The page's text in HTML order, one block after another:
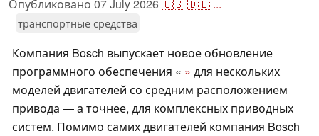
Опубликовано 07 July 2026🇺🇸🇩🇪 ...
транспортные средства
Компания Bosch выпускает новое обновление
программного обеспечения « » для нескольких
моделей двигателей со средним расположением
привода — а точнее, для комплексных приводных
систем. Помимо самих двигателей компания Bosch